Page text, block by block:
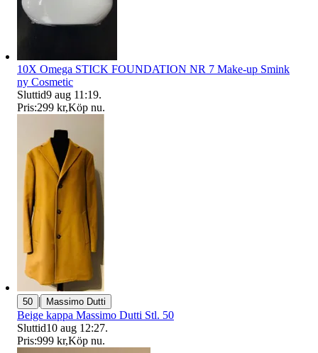
10X Omega STICK FOUNDATION NR 7 Make-up Smink
ny Cosmetic
Sluttid9 aug 11:19.
Pris:299 kr,Köp nu.
50 | Massimo Dutti
Beige kappa Massimo Dutti Stl. 50
Sluttid10 aug 12:27.
Pris:999 kr,Köp nu.